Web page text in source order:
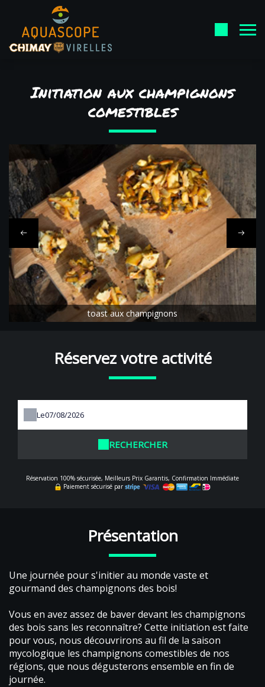
Initiation aux champignons
comestibles
toast aux champignons
Réservez votre activité
Le
RECHERCHER
Réservation 100% sécurisée, Meilleurs Prix Garantis, Confirmation Immédiate
Paiement sécurisé par
Présentation
Une journée pour s'initier au monde vaste et
gourmand des champignons des bois!
Vous en avez assez de baver devant les champignons
des bois sans les reconnaître? Cette initiation est faite
pour vous, nous découvrirons au fil de la saison
mycologique les champignons comestibles de nos
régions, que nous dégusterons ensemble en fin de
journée.